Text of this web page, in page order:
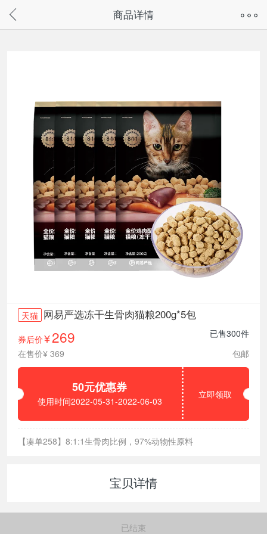
请通过微信或支付宝搜“奇兔客小程序”访问
商品详情
天猫 网易严选冻干生骨肉猫粮200g*5包
券后价¥269
已售300件
在售价¥ 369
包邮
50元优惠券
使用时间2022-05-31-2022-06-03
立即领取
【凑单258】8:1:1生骨肉比例，97%动物性原料
宝贝详情
已结束